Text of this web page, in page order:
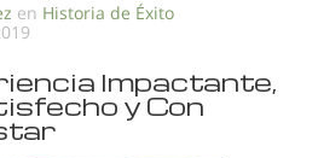
en Historia de Éxito
Impactante,
y Con